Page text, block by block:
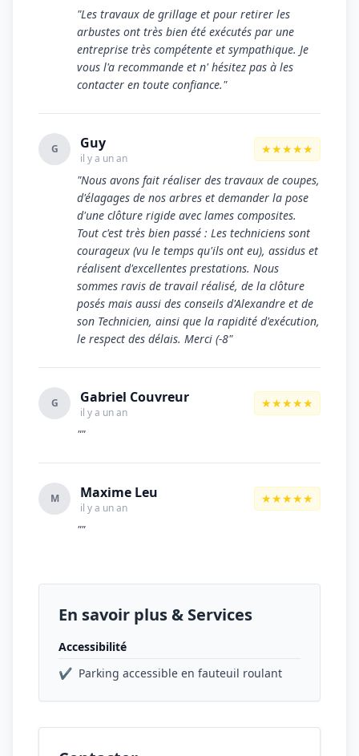
"Les travaux de grillage et pour retirer les
arbustes ont très bien été exécutés par une
entreprise très compétente et sympathique. Je
vous l'a recommande et n' hésitez pas à les
contacter en toute confiance."
G Guy
il y a un an
★★★★★
"Nous avons fait réaliser des travaux de coupes,
d'élagages de nos arbres et demander la pose
d'une clôture rigide avec lames composites.
Tout c'est très bien passé : Les techniciens sont
courageux (vu le temps qu'ils ont eu), assidus et
réalisent d'excellentes prestations. Nous
sommes ravis de travail réalisé, de la clôture
posés mais aussi des conseils d'Alexandre et de
son Technicien, ainsi que la rapidité d'exécution,
le respect des délais. Merci (-8"
G Gabriel Couvreur
il y a un an
★★★★★
""
M Maxime Leu
il y a un an
★★★★★
""
En savoir plus & Services
Accessibilité
✔ Parking accessible en fauteuil roulant